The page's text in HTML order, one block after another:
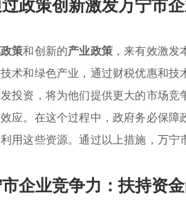
策和创新的产业政策 ，来有效激
术和绿色产业，通过财税优惠和
投资，将为他们提供更大的市场
应。在这个过程中，政府务必保
用这些资源。通过以上措施，万
企业竞争力：扶持资